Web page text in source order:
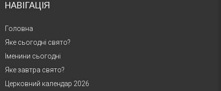
НАВІГАЦІЯ
Головна
Яке сьогодні свято?
Іменини сьогодні
Яке завтра свято?
Церковний календар 2026